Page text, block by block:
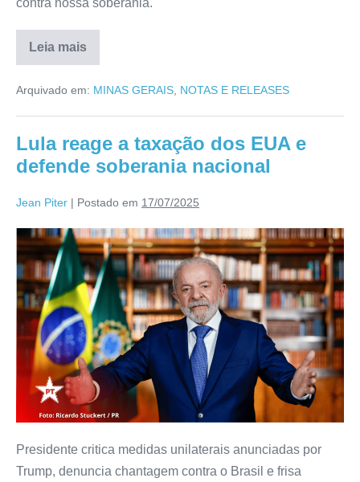
Leia mais
Arquivado em: MINAS GERAIS NOTAS E RELEASES
Lula reage a taxação dos EUA e
defende soberania nacional
Jean Piter | Postado em 17/07/2025
Presidente critica medidas unilaterais anunciadas por
Trump, denuncia chantagem contra o Brasil e frisa